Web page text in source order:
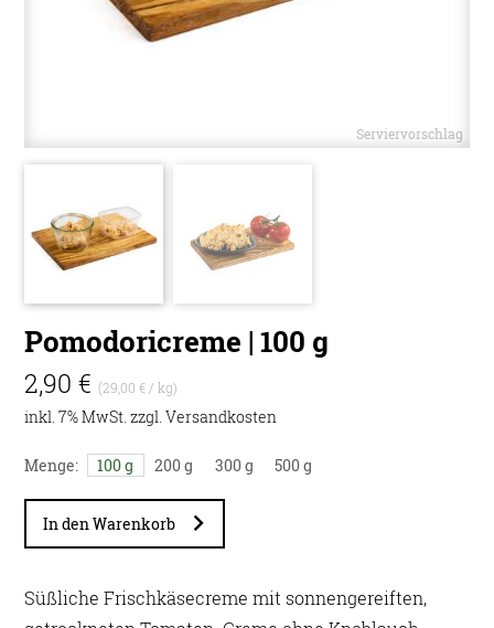
Pomodoricreme | 100 g
2,90 €(29,00 € / kg)
inkl. 7% MwSt. zzgl.Versandkosten
Menge: 100 g 200 g 300 g 500 g
In den Warenkorb
Süßliche Frischkäsecreme mit sonnengereiften,